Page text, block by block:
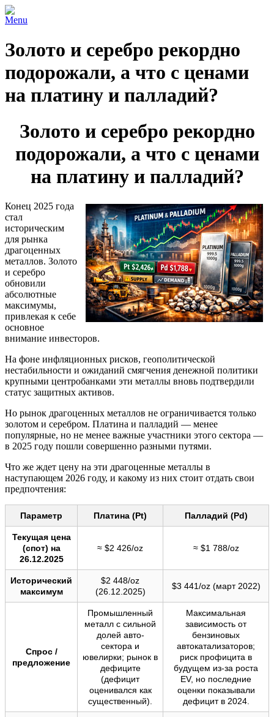
Menu
Золото и серебро рекордно
подорожали, а что с ценами
на платину и палладий?
Золото и серебро рекордно
подорожали, а что с ценами
на платину и палладий?
Конец 2025 года
стал
историческим
для рынка
драгоценных
металлов. Золото
и серебро
обновили
абсолютные
максимумы,
привлекая к себе
основное
внимание инвесторов.
На фоне инфляционных рисков, геополитической
нестабильности и ожиданий смягчения денежной политики
крупными центробанками эти металлы вновь подтвердили
статус защитных активов.
Но рынок драгоценных металлов не ограничивается только
золотом и серебром. Платина и палладий — менее
популярные, но не менее важные участники этого сектора —
в 2025 году пошли совершенно разными путями.
Что же ждет цену на эти драгоценные металлы в
наступающем 2026 году, и какому из них стоит отдать свои
предпочтения:
Параметр Платина (Pt) Палладий (Pd)
Текущая цена
(спот) на
26.12.2025
≈ $2 426/oz ≈ $1 788/oz
Исторический
максимум
$2 448/oz
(26.12.2025)
$3 441/oz (март 2022)
Спрос /
предложение
Промышленный
металл с сильной
долей авто-
сектора и
ювелирки; рынок в
дефиците
(дефицит
оценивался как
существенный).
Максимальная
зависимость от
бензиновых
автокатализаторов;
риск профицита в
будущем из-за роста
EV, но последние
оценки показывали
дефицит в 2024.